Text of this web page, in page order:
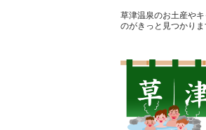
草津温泉のお土産や
のがきっと見つかりま